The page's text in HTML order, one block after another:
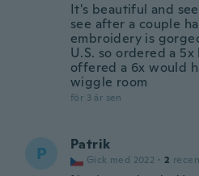
It's beautiful and
see after a couple
embroidery is
U.S. so ordered a
offered a 6x would
wiggle room
för 3 år sen
P Patrik
Gick med 2022 · 2